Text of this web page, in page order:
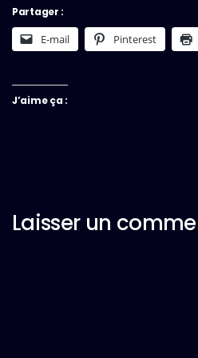
Partager :
E-mail Pinterest
J’aime ça :
Laisser un